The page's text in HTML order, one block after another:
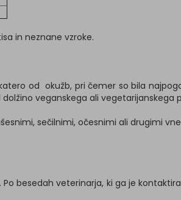
in neznane vzroke.
od okužb, pri čemer so bila
veganskega ali vegetarijanskega
sečilnimi, očesnimi ali drugimi
besedah ​​veterinarja, ki ga je